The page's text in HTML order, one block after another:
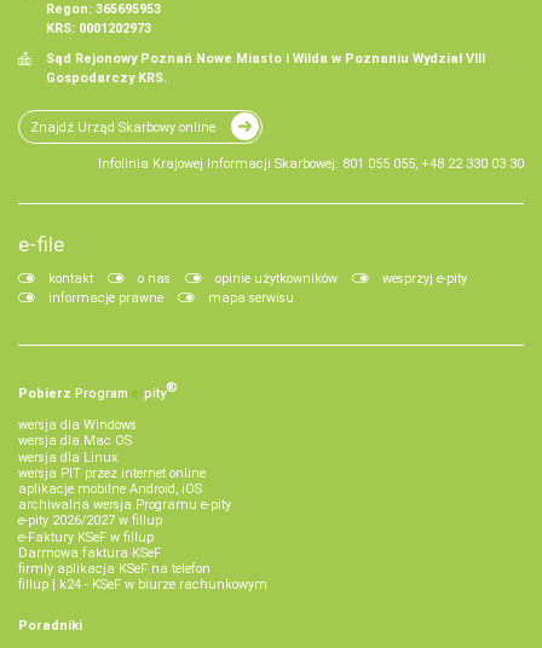
Regon: 365695953
KRS: 0001202973
Sąd Rejonowy Poznań Nowe Miasto i Wilda w Poznaniu Wydział VIII
Gospodarczy KRS.
Znajdź Urząd Skarbowy online
Infolinia Krajowej Informacji Skarbowej: 801 055 055, +48 22 330 03 30
e-file
kontakt o nas opinie użytkowników
wesprzyj e-pity
informacje prawne
mapa serwisu
Pobierz Program e‑pity®
wersja dla Windows
wersja dla Mac OS
wersja dla Linux
wersja PIT przez internet online
aplikacje mobilne Android, iOS
archiwalna wersja Programu e-pity
e-pity 2026/2027 w fillup
e‑Faktury KSeF w fillup
Darmowa faktura KSeF
firmly aplikacja KSeF na telefon
fillup | k24 - KSeF w biurze rachunkowym
Poradniki